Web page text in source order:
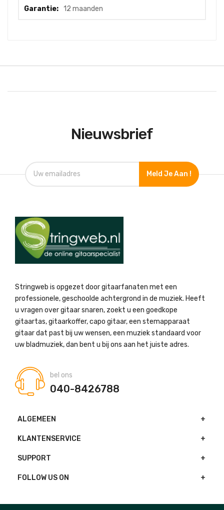
12 maanden
Nieuwsbrief
Meld Je Aan !
Stringweb is opgezet door gitaarfanaten met een
professionele, geschoolde achtergrond in de muziek. Heeft
u vragen over gitaar snaren, zoekt u een goedkope
gitaartas, gitaarkoffer, capo gitaar, een stemapparaat
gitaar dat past bij uw wensen, een muziek standaard voor
uw bladmuziek, dan bent u bij ons aan het juiste adres.
bel ons
040-8426788
ALGEMEEN
KLANTENSERVICE
SUPPORT
FOLLOW US ON